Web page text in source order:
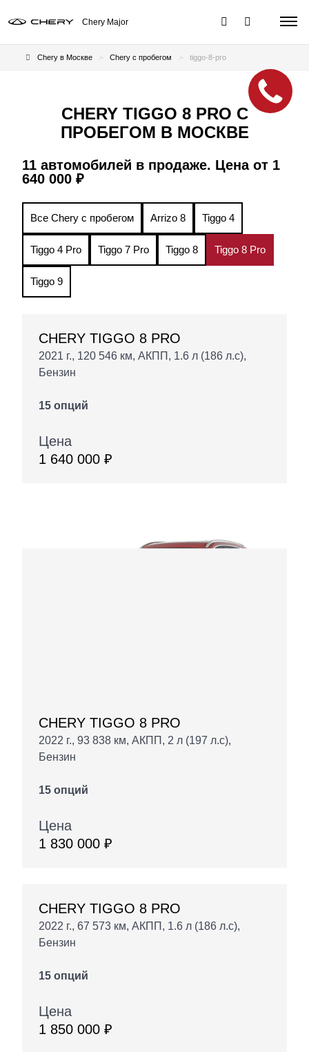
Chery Major
Chery в Москве Chery с пробегом tiggo-8-pro
CHERY TIGGO 8 PRO С
ПРОБЕГОМ В МОСКВЕ
11 автомобилей в продаже. Цена от 1
640 000 ₽
Все Chery с пробегом Arrizo 8 Tiggo 4
Tiggo 4 Pro Tiggo 7 Pro Tiggo 8 Tiggo 8 Pro
Tiggo 9
CHERY TIGGO 8 PRO
2021 г., 120 546 км, АКПП, 1.6 л (186 л.с),
Бензин
15 опций
Цена
1 640 000 ₽
CHERY TIGGO 8 PRO
2022 г., 93 838 км, АКПП, 2 л (197 л.с),
Бензин
15 опций
Цена
1 830 000 ₽
CHERY TIGGO 8 PRO
2022 г., 67 573 км, АКПП, 1.6 л (186 л.с),
Бензин
15 опций
Цена
1 850 000 ₽